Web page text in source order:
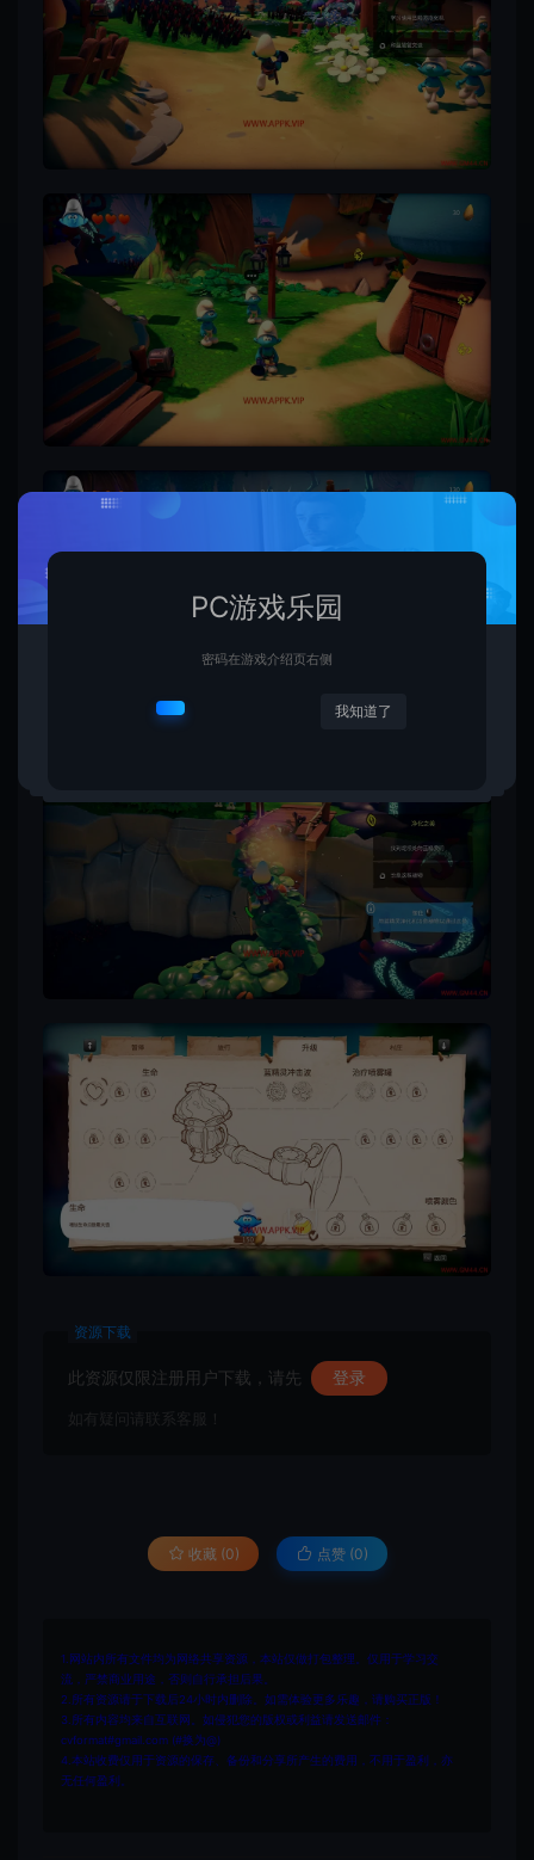
资源下载
此资源仅限注册用户下载，请先 登录
如有疑问请联系客服！
收藏 (0) 点赞 (0)
1.网站内所有文件均为网络共享资源，本站仅做打包整理。仅用于学习交
流，严禁商业用途，否则自行承担后果。
2.所有资源请于下载后24小时内删除。如需体验更多乐趣，请购买正版！
3.所有内容均来自互联网。如侵犯您的版权或利益请发送邮件：
cvformat#gmail.com (#换为@)
4.本站收费仅用于资源的保存、备份和分享所产生的费用，不用于盈利，亦
无任何盈利。
PC游戏乐园
密码在游戏介绍页右侧
我知道了